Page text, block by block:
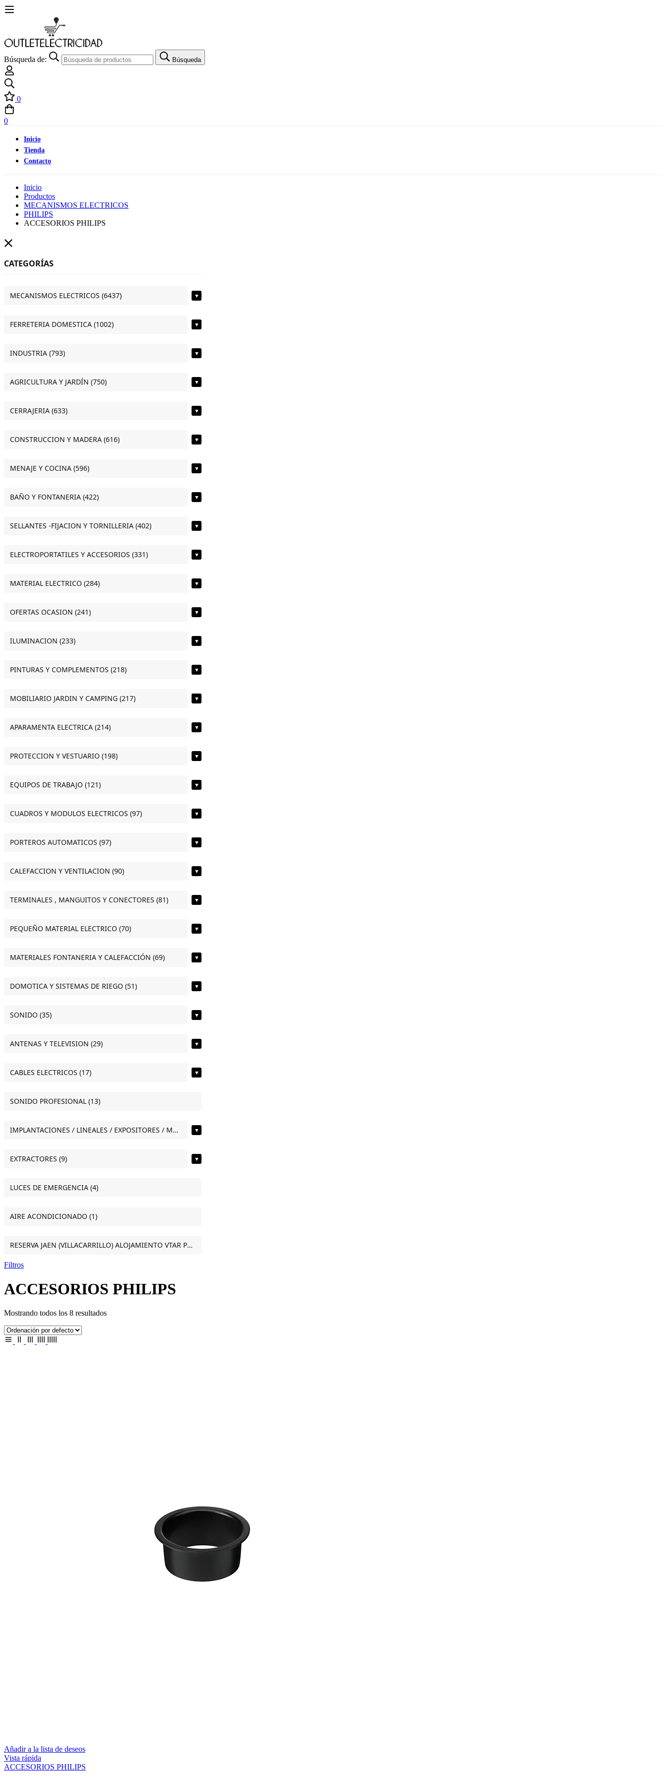
Búsqueda de: Búsqueda
0
0
Inicio
Tienda
Contacto
Inicio
Productos
MECANISMOS ELECTRICOS
PHILIPS
ACCESORIOS PHILIPS
CATEGORÍAS
MECANISMOS ELECTRICOS (6437) ▼
FERRETERIA DOMESTICA (1002) ▼
INDUSTRIA (793) ▼
AGRICULTURA Y JARDÍN (750) ▼
CERRAJERIA (633) ▼
CONSTRUCCION Y MADERA (616) ▼
MENAJE Y COCINA (596) ▼
BAÑO Y FONTANERIA (422) ▼
SELLANTES -FIJACION Y TORNILLERIA (402) ▼
ELECTROPORTATILES Y ACCESORIOS (331) ▼
MATERIAL ELECTRICO (284) ▼
OFERTAS OCASION (241) ▼
ILUMINACION (233) ▼
PINTURAS Y COMPLEMENTOS (218) ▼
MOBILIARIO JARDIN Y CAMPING (217) ▼
APARAMENTA ELECTRICA (214) ▼
PROTECCION Y VESTUARIO (198) ▼
EQUIPOS DE TRABAJO (121) ▼
CUADROS Y MODULOS ELECTRICOS (97) ▼
PORTEROS AUTOMATICOS (97) ▼
CALEFACCION Y VENTILACION (90) ▼
TERMINALES , MANGUITOS Y CONECTORES (81) ▼
PEQUEÑO MATERIAL ELECTRICO (70) ▼
MATERIALES FONTANERIA Y CALEFACCIÓN (69) ▼
DOMOTICA Y SISTEMAS DE RIEGO (51) ▼
SONIDO (35) ▼
ANTENAS Y TELEVISION (29) ▼
CABLES ELECTRICOS (17) ▼
SONIDO PROFESIONAL (13)
IMPLANTACIONES / LINEALES / EXPOSITORES / MOSTRADORES (12) ▼
EXTRACTORES (9) ▼
LUCES DE EMERGENCIA (4)
AIRE ACONDICIONADO (1)
RESERVA JAEN (VILLACARRILLO) ALOJAMIENTO VTAR PUERTA DEL SOL ESTUDIO VILLACARRILLO (JAEN) (1)
Filtros
ACCESORIOS PHILIPS
Mostrando todos los 8 resultados
Añadir a la lista de deseos
Vista rápida
ACCESORIOS PHILIPS